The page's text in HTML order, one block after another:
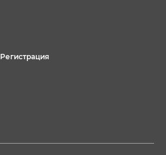
Регистрация